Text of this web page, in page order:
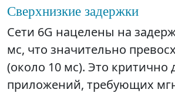
Сверхнизкие задержки
Сети 6G нацелены на
мс, что значительно
(около 10 мс). Это критично
приложений, требующих